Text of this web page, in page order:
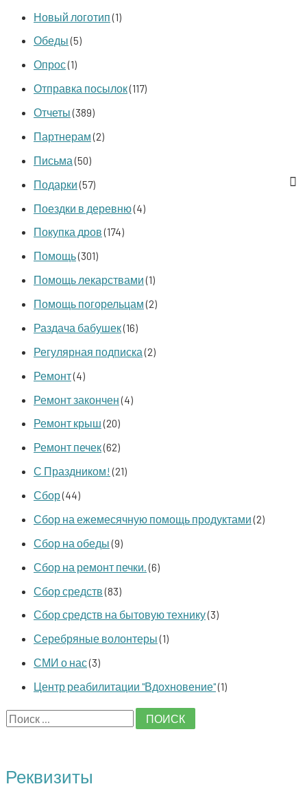
Новый логотип(1)
Обеды(5)
Опрос(1)
Отправка посылок(117)
Отчеты(389)
Партнерам(2)
Письма(50)
Подарки(57)
Поездки в деревню(4)
Покупка дров(174)
Помощь(301)
Помощь лекарствами(1)
Помощь погорельцам(2)
Раздача бабушек(16)
Регулярная подписка(2)
Ремонт(4)
Ремонт закончен(4)
Ремонт крыш(20)
Ремонт печек(62)
С Праздником! (21)
Сбор(44)
Сбор на ежемесячную помощь продуктами(2)
Сбор на обеды(9)
Сбор на ремонт печки. (6)
Сбор средств(83)
Сбор средств на бытовую технику(3)
Серебряные волонтеры(1)
СМИ о нас(3)
Центр реабилитации "Вдохновение"(1)
S
rРеквизиты